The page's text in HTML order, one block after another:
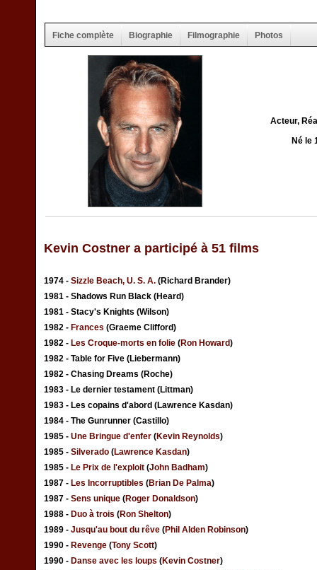
Fiche complète Biographie Filmographie Photos
Acteur,
Né le
Kevin Costner a participé à 51 films
1974 - Sizzle Beach, U. S. A. (Richard Brander)
1981 - Shadows Run Black (Heard)
1981 - Stacy's Knights (Wilson)
1982 - Frances (Graeme Clifford)
1982 - Les Croque-morts en folie (Ron Howard)
1982 - Table for Five (Liebermann)
1982 - Chasing Dreams (Roche)
1983 - Le dernier testament (Littman)
1983 - Les copains d'abord (Lawrence Kasdan)
1984 - The Gunrunner (Castillo)
1985 - Une Bringue d'enfer (Kevin Reynolds)
1985 - Silverado (Lawrence Kasdan)
1985 - Le Prix de l'exploit (John Badham)
1987 - Les Incorruptibles (Brian De Palma)
1987 - Sens unique (Roger Donaldson)
1988 - Duo à trois (Ron Shelton)
1989 - Jusqu'au bout du rêve (Phil Alden Robinson)
1990 - Revenge (Tony Scott)
1990 - Danse avec les loups (Kevin Costner)